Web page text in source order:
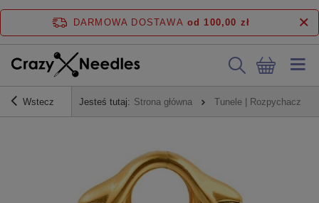
DARMOWA DOSTAWA od 100,00 zł
Wstecz Jesteś tutaj: Strona główna Tunele | Rozpychacze